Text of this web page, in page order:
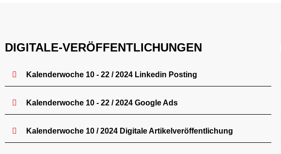
DIGITALE-VERÖFFENTLICHUNGEN
Kalenderwoche 10 - 22 / 2024 Linkedin Posting
Kalenderwoche 10 - 22 / 2024 Google Ads
Kalenderwoche 10 / 2024 Digitale Artikelveröffentlichung